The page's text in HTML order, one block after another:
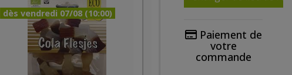
dès vendredi 07/08 (10:00)
Paiement de
votre
commande